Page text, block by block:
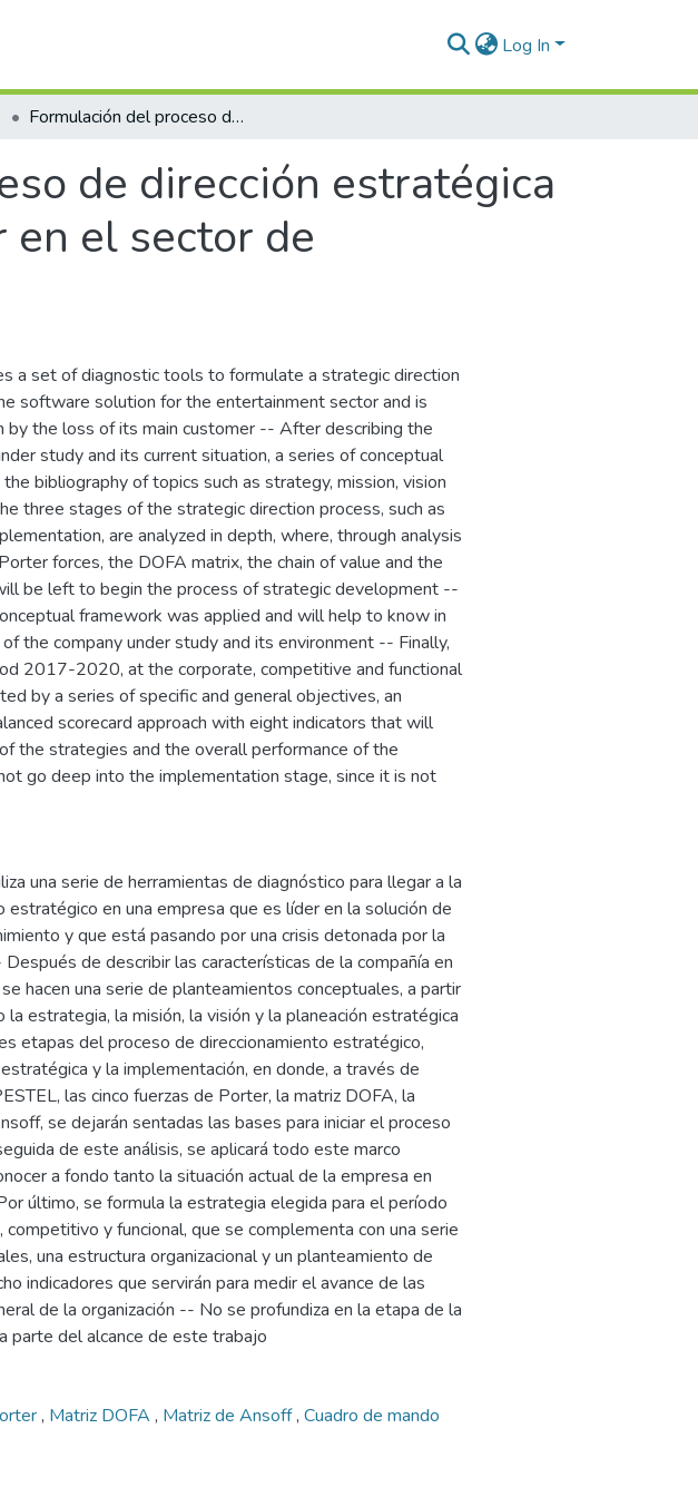
Log In
Formulación del proceso de dirección estratégica en una empresa de software líder en el sector de entretenimiento en Colombia
de dirección estratégica
el sector de
a set of diagnostic tools to formulate a strategic direction
software solution for the entertainment sector and is
by the loss of its main customer -- After describing the
study and its current situation, a series of conceptual
bibliography of topics such as strategy, mission, vision
three stages of the strategic direction process, such as
are analyzed in depth, where, through analysis
forces, the DOFA matrix, the chain of value and the
be left to begin the process of strategic development --
framework was applied and will help to know in
the company under study and its environment -- Finally,
2017-2020, at the corporate, competitive and functional
by a series of specific and general objectives, an
scorecard approach with eight indicators that will
the strategies and the overall performance of the
go deep into the implementation stage, since it is not
una serie de herramientas de diagnóstico para llegar a la
estratégico en una empresa que es líder en la solución de
y que está pasando por una crisis detonada por la
de describir las características de la compañía en
hacen una serie de planteamientos conceptuales, a partir
estrategia, la misión, la visión y la planeación estratégica
etapas del proceso de direccionamiento estratégico,
y la implementación, en donde, a través de
las cinco fuerzas de Porter, la matriz DOFA, la
se dejarán sentadas las bases para iniciar el proceso
de este análisis, se aplicará todo este marco
a fondo tanto la situación actual de la empresa en
último, se formula la estrategia elegida para el período
y funcional, que se complementa con una serie
una estructura organizacional y un planteamiento de
indicadores que servirán para medir el avance de las
de la organización -- No se profundiza en la etapa de la
parte del alcance de este trabajo
, Matriz DOFA , Matriz de Ansoff, Cuadro de mando